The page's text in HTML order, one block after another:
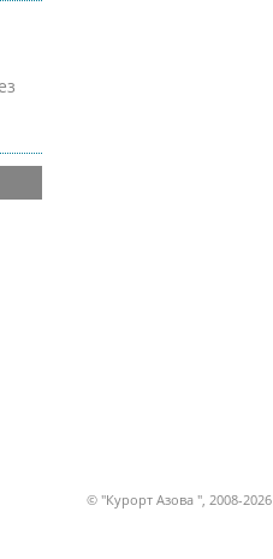
© "Курорт Азова ", 2008-2026